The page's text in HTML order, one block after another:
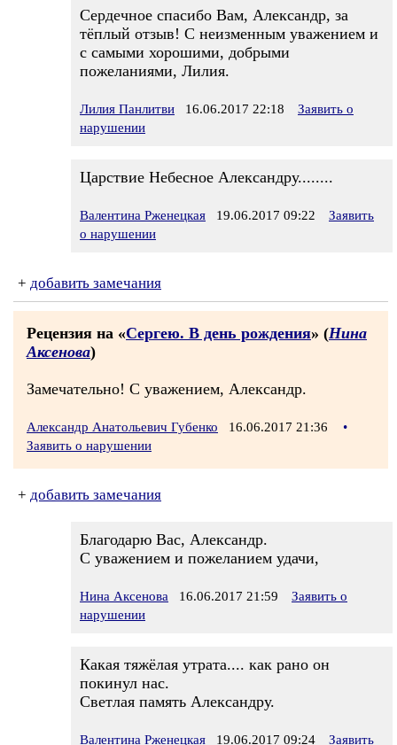
Сердечное спасибо Вам, Александр, за
тёплый отзыв! С неизменным уважением и
с самыми хорошими, добрыми
пожеланиями, Лилия.
Лилия Панлитви 16.06.2017 22:18
Заявить о
нарушении
Царствие Небесное Александру........
Валентина Рженецкая 19.06.2017 09:22
Заявить
о нарушении
+ добавить замечания
Рецензия на «Сергею. В день рождения» (Нина
Аксенова)
Замечательно! С уважением, Александр.
Александр Анатольевич Губенко 16.06.2017 21:36
•
Заявить о нарушении
+ добавить замечания
Благодарю Вас, Александр.
С уважением и пожеланием удачи,
Нина Аксенова 16.06.2017 21:59
Заявить о
нарушении
Какая тяжёлая утрата.... как рано он
покинул нас.
Светлая память Александру.
Валентина Рженецкая 19.06.2017 09:24 Заявить